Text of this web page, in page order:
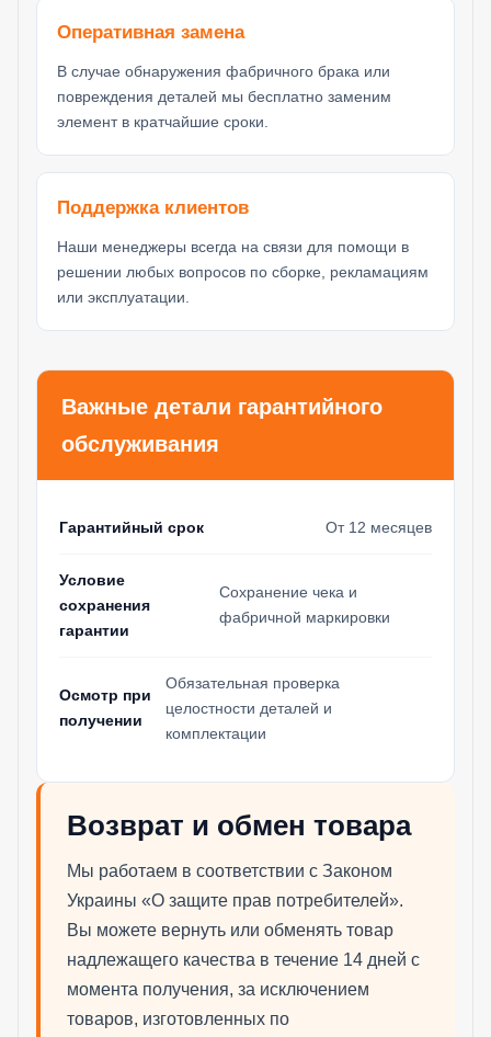
Оперативная замена
В случае обнаружения фабричного брака или
повреждения деталей мы бесплатно заменим
элемент в кратчайшие сроки.
Поддержка клиентов
Наши менеджеры всегда на связи для помощи в
решении любых вопросов по сборке, рекламациям
или эксплуатации.
Важные детали гарантийного
обслуживания
Гарантийный срок От 12 месяцев
Условие
сохранения
гарантии
Сохранение чека и
фабричной маркировки
Осмотр при
получении
Обязательная проверка
целостности деталей и
комплектации
Возврат и обмен товара
Мы работаем в соответствии с Законом
Украины «О защите прав потребителей».
Вы можете вернуть или обменять товар
надлежащего качества в течение 14 дней с
момента получения, за исключением
товаров, изготовленных по